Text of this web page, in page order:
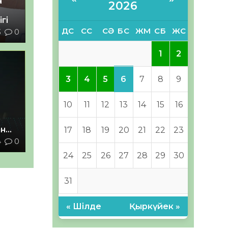
0
0
2026
ДС СС СӘ БС ЖМ СБ ЖС
1 2
3 4 5 6 7 8 9
10 11 12 13 14 15 16
17 18 19 20 21 22 23
24 25 26 27 28 29 30
31
« Шілде Қыркүйек »